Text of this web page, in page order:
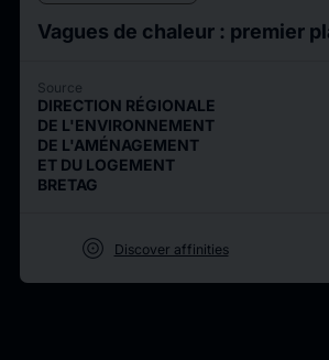
Vagues de chaleur : premier
Source
DIRECTION RÉGIONALE
DE L'ENVIRONNEMENT
DE L'AMÉNAGEMENT
ET DU LOGEMENT
BRETAG
target Discover affinities